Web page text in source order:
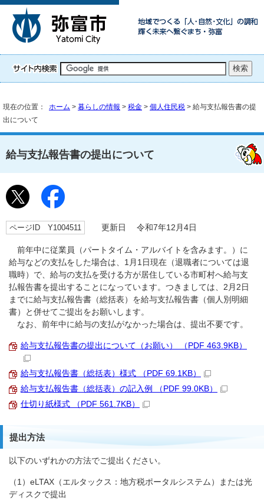
現在の位置： ホーム > 暮らしの情報 > 税金 > 個人住民税 > 給与支払報告書の提
出について
給与支払報告書の提出について
ページID Y1004511 更新日 令和7年12月4日
前年中に従業員（パートタイム・アルバイトを含みます。）に
給与などの支払をした場合は、1月1日現在（退職者については退
職時）で、給与の支払を受ける方が居住している市町村へ給与支
払報告書を提出することになっています。つきましては、2月2日
までに給与支払報告書（総括表）を給与支払報告書（個人別明細
書）と併せてご提出をお願いします。
なお、前年中に給与の支払がなかった場合は、提出不要です。
給与支払報告書の提出について（お願い） （PDF 463.9KB）
給与支払報告書（総括表）様式 （PDF 69.1KB）
給与支払報告書（総括表）の記入例 （PDF 99.0KB）
仕切り紙様式 （PDF 561.7KB）
提出方法
以下のいずれかの方法でご提出ください。
（1）eLTAX（エルタックス：地方税ポータルシステム）または光
ディスクで提出